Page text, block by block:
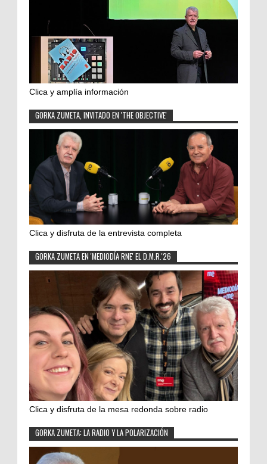
Clica y amplía información
GORKA ZUMETA, INVITADO EN 'THE OBJECTIVE'
Clica y disfruta de la entrevista completa
GORKA ZUMETA EN 'MEDIODÍA RNE' EL D.M.R.'26
Clica y disfruta de la mesa redonda sobre radio
GORKA ZUMETA: LA RADIO Y LA POLARIZACIÓN